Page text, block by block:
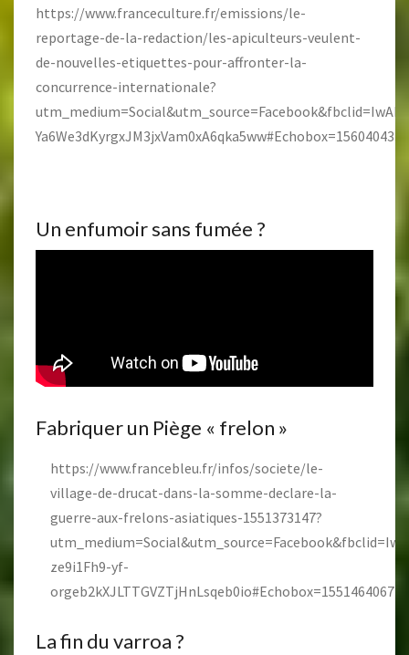
https://www.franceculture.fr/emissions/le-
reportage-de-la-redaction/les-apiculteurs-veulent-
de-nouvelles-etiquettes-pour-affronter-la-
concurrence-internationale?
Ya6We3dKyrgxJM3jxVam0xA6qka5ww#Echobox=1560404332
Un enfumoir sans fumée ?
Fabriquer un Piège « frelon »
https://www.francebleu.fr/infos/societe/le-
village-de-drucat-dans-la-somme-declare-la-
guerre-aux-frelons-asiatiques-1551373147?
ze9i1Fh9-yf-
orgeb2kXJLTTGVZTjHnLsqeb0io#Echobox=1551464067
La fin du varroa ?